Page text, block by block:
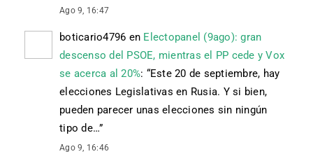
Ago 9, 16:47
boticario4796 en Electopanel (9ago): gran
descenso del PSOE, mientras el PP cede y Vox
se acerca al 20%: “Este 20 de septiembre, hay
elecciones Legislativas en Rusia. Y si bien,
pueden parecer unas elecciones sin ningún
tipo de…”
Ago 9, 16:46